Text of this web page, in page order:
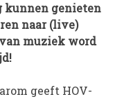
kunnen genieten
naar (live)
muziek word
geeft HOV-